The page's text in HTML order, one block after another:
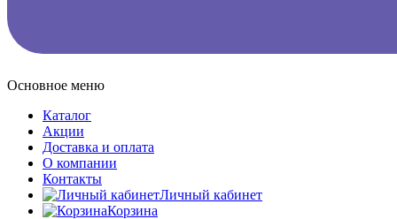
Основное меню
Каталог
Акции
Доставка и оплата
О компании
Контакты
Личный кабинет
Корзина